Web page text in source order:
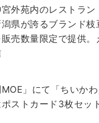
外苑内のレストラ
県が誇るブランド枝
売数量限定で提供。
MOE」にて「ちいか
ストカード3枚セッ